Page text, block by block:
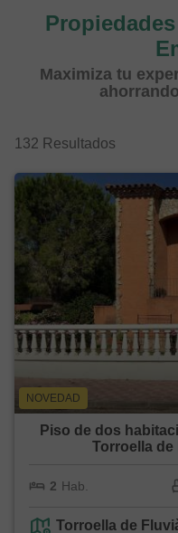
Maximiza tu
132 Resultados
NOVEDAD
Piso de dos
Torroella de
2 Hab.
Torroella de